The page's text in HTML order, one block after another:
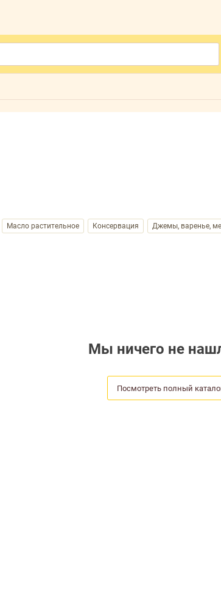
Масло растительное Консервация Джемы, варенье,
Мы ничего не
Посмотреть полный